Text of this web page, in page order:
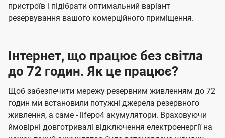
пристроїв і підібрати оптимальний варіант
резервування вашого комерційного приміщення.
Інтернет, що працює без світла
до 72 годин. Як це працює?
Щоб забезпечити мережу резервним живленням до 72
годин ми встановили потужні джерела резервного
живлення, а саме - lifepo4 акумулятори. Враховуючи
ймовірні довготривалі відключення електроенергії на